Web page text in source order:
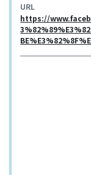
URL
https://